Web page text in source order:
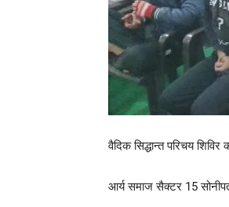
वैदिक सिद्धान्त परिचय
आर्य समाज सैक्टर 15